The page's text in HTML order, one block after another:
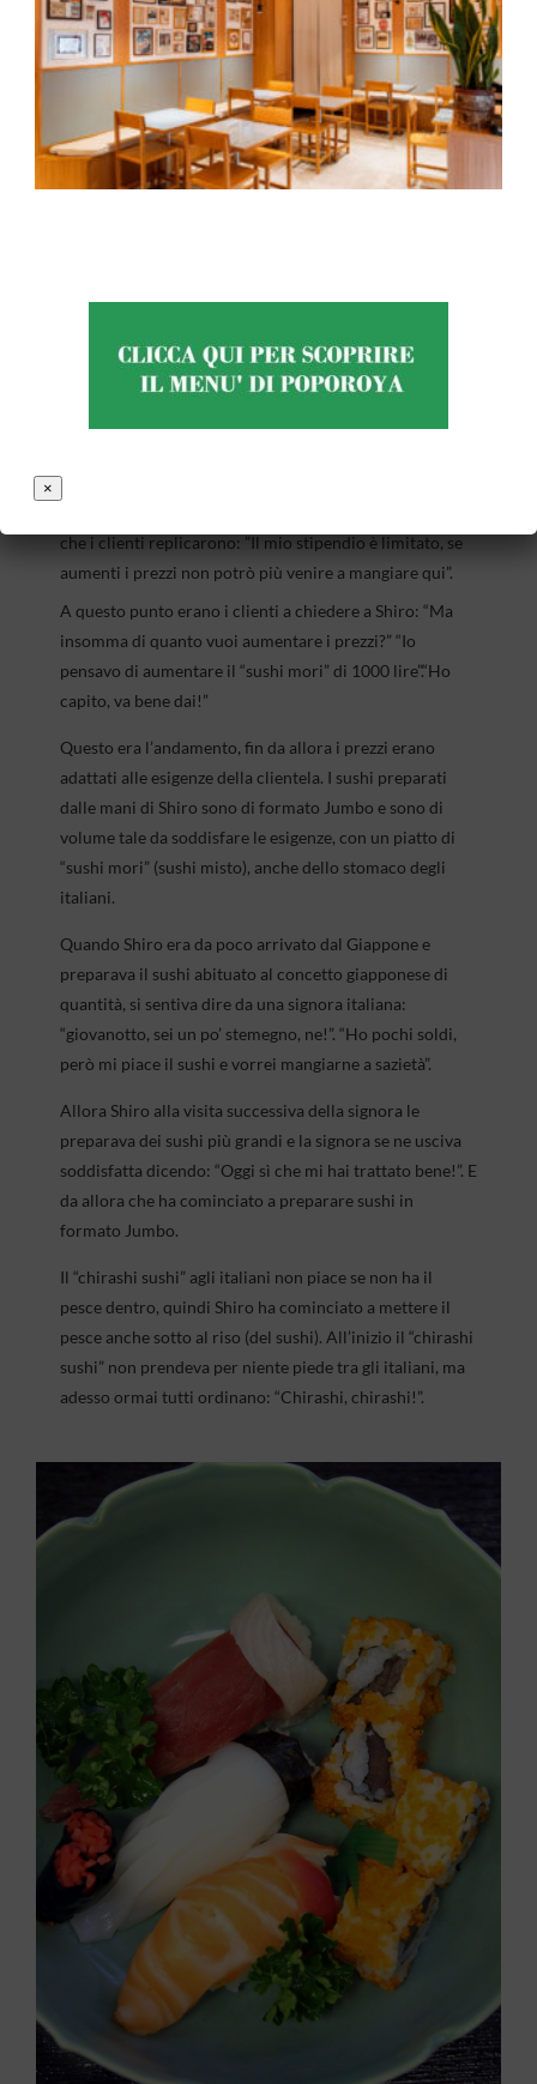
IN "STILE
SHIRO"
2 volte alla settimana. Ad un certo momento Shiro disse:
che i clienti replicarono: ”Il mio stipendio è limitato, se
aumenti i prezzi non potrò più venire a mangiare qui”.
A questo punto erano i clienti a chiedere a Shiro: “Ma
insomma di quanto vuoi aumentare i prezzi?” “Io
pensavo di aumentare il “sushi mori” di 1000 lire”.“Ho
capito, va bene dai!”
Questo era l’andamento, fin da allora i prezzi erano
adattati alle esigenze della clientela. I sushi preparati
dalle mani di Shiro sono di formato Jumbo e sono di
volume tale da soddisfare le esigenze, con un piatto di
“sushi mori” (sushi misto), anche dello stomaco degli
italiani.
Quando Shiro era da poco arrivato dal Giappone e
preparava il sushi abituato al concetto giapponese di
quantità, si sentiva dire da una signora italiana:
“giovanotto, sei un po’ stemegno, ne!”. “Ho pochi soldi,
però mi piace il sushi e vorrei mangiarne a sazietà”.
Allora Shiro alla visita successiva della signora le
preparava dei sushi più grandi e la signora se ne usciva
soddisfatta dicendo: “Oggi sì che mi hai trattato bene!”. E
da allora che ha cominciato a preparare sushi in
formato Jumbo.
Il “chirashi sushi” agli italiani non piace se non ha il
pesce dentro, quindi Shiro ha cominciato a mettere il
pesce anche sotto al riso (del sushi). All’inizio il “chirashi
sushi” non prendeva per niente piede tra gli italiani, ma
adesso ormai tutti ordinano: “Chirashi, chirashi!”.
×